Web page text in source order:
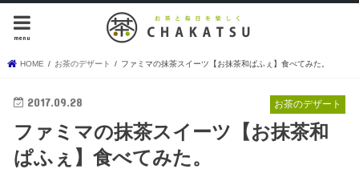
menu
HOME お茶のデザート ファミマの抹茶スイーツ【お抹茶和ぱふぇ】食べてみた。
お茶のデザート
2017.09.28
ファミマの抹茶スイーツ【お抹茶和
ぱふぇ】食べてみた。